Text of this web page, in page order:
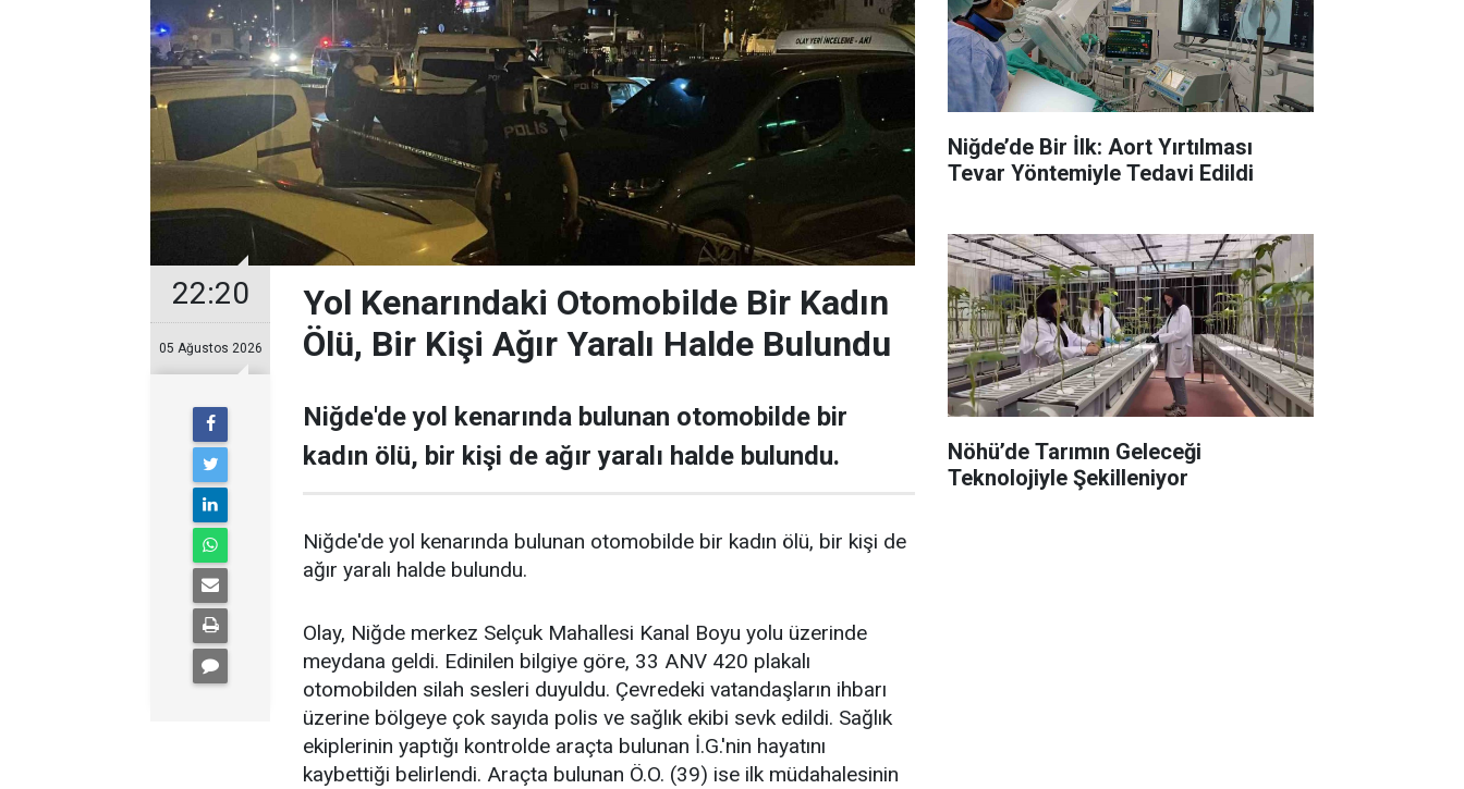
22:20
05 Ağustos 2026
Yol Kenarındaki Otomobilde Bir Kadın
Ölü, Bir Kişi Ağır Yaralı Halde Bulundu
Niğde'de yol kenarında bulunan otomobilde bir
kadın ölü, bir kişi de ağır yaralı halde bulundu.
Niğde'de yol kenarında bulunan otomobilde bir kadın ölü, bir kişi de
ağır yaralı halde bulundu.
Olay, Niğde merkez Selçuk Mahallesi Kanal Boyu yolu üzerinde
meydana geldi. Edinilen bilgiye göre, 33 ANV 420 plakalı
otomobilden silah sesleri duyuldu. Çevredeki vatandaşların ihbarı
üzerine bölgeye çok sayıda polis ve sağlık ekibi sevk edildi. Sağlık
ekiplerinin yaptığı kontrolde araçta bulunan İ.G.'nin hayatını
kaybettiği belirlendi. Araçta bulunan Ö.O. (39) ise ilk müdahalesinin
Niğde’de Bir İlk: Aort Yırtılması
Tevar Yöntemiyle Tedavi Edildi
Nöhü’de Tarımın Geleceği
Teknolojiyle Şekilleniyor